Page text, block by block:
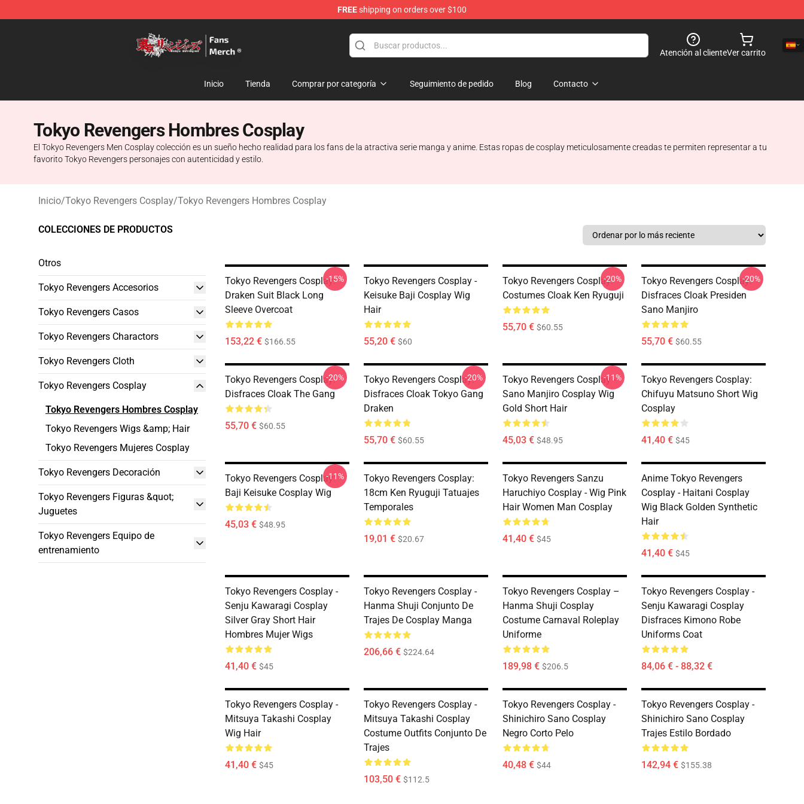
FREEshipping on orders over $100
Atención al clienteVer carrito
Inicio Tienda Comprar por categoría Seguimiento de pedido Blog Contacto
Tokyo Revengers Hombres Cosplay
El Tokyo Revengers Men Cosplay colección es un sueño hecho realidad para los fans de la atractiva serie manga y anime. Estas ropas de cosplay meticulosamente creadas te permiten representar a tu
favorito Tokyo Revengers personajes con autenticidad y estilo.
Inicio/Tokyo Revengers Cosplay/Tokyo Revengers Hombres Cosplay
COLECCIONES DE PRODUCTOS
Otros
Tokyo Revengers Accesorios
Tokyo Revengers Casos
Tokyo Revengers Charactors
Tokyo Revengers Cloth
Tokyo Revengers Cosplay
Tokyo Revengers Hombres Cosplay
Tokyo Revengers Wigs &amp; Hair
Tokyo Revengers Mujeres Cosplay
Tokyo Revengers Decoración
Tokyo Revengers Figuras &quot;
Juguetes
Tokyo Revengers Equipo de
entrenamiento
Tokyo Revengers Cosplay:
Draken Suit Black Long
Sleeve Overcoat
153,22 € $166.55
-15%
Tokyo Revengers Cosplay -
Keisuke Baji Cosplay Wig
Hair
55,20 € $60
Tokyo Revengers Cosplay:
Costumes Cloak Ken Ryuguji
55,70 € $60.55
-20%
Tokyo Revengers Cosplay:
Disfraces Cloak Presiden
Sano Manjiro
55,70 € $60.55
-20%
Tokyo Revengers Cosplay:
Disfraces Cloak The Gang
55,70 € $60.55
-20%
Tokyo Revengers Cosplay:
Disfraces Cloak Tokyo Gang
Draken
55,70 € $60.55
-20%
Tokyo Revengers Cosplay -
Sano Manjiro Cosplay Wig
Gold Short Hair
45,03 € $48.95
-11%
Tokyo Revengers Cosplay:
Chifuyu Matsuno Short Wig
Cosplay
41,40 € $45
Tokyo Revengers Cosplay:
Baji Keisuke Cosplay Wig
45,03 € $48.95
-11%
Tokyo Revengers Cosplay:
18cm Ken Ryuguji Tatuajes
Temporales
19,01 € $20.67
Tokyo Revengers Sanzu
Haruchiyo Cosplay - Wig Pink
Hair Women Man Cosplay
41,40 € $45
Anime Tokyo Revengers
Cosplay - Haitani Cosplay
Wig Black Golden Synthetic
Hair
41,40 € $45
Tokyo Revengers Cosplay -
Senju Kawaragi Cosplay
Silver Gray Short Hair
Hombres Mujer Wigs
41,40 € $45
Tokyo Revengers Cosplay -
Hanma Shuji Conjunto De
Trajes De Cosplay Manga
206,66 € $224.64
Tokyo Revengers Cosplay –
Hanma Shuji Cosplay
Costume Carnaval Roleplay
Uniforme
189,98 € $206.5
Tokyo Revengers Cosplay -
Senju Kawaragi Cosplay
Disfraces Kimono Robe
Uniforms Coat
84,06 € - 88,32 €
Tokyo Revengers Cosplay -
Mitsuya Takashi Cosplay
Wig Hair
41,40 € $45
Tokyo Revengers Cosplay -
Mitsuya Takashi Cosplay
Costume Outfits Conjunto De
Trajes
103,50 € $112.5
Tokyo Revengers Cosplay -
Shinichiro Sano Cosplay
Negro Corto Pelo
40,48 € $44
Tokyo Revengers Cosplay -
Shinichiro Sano Cosplay
Trajes Estilo Bordado
142,94 € $155.38